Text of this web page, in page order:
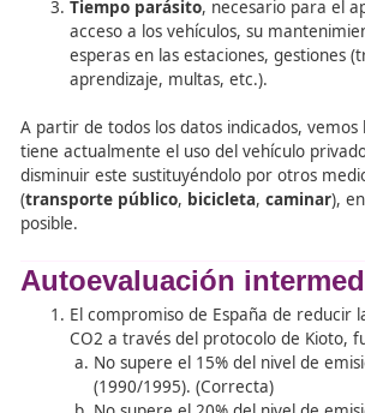
Como se observa en el gráfico, en el
más del doble (68%), los kilómetros
privados, comparándolo con los
Para finalizar, cabe destacar la
emplean para la conducción de los
que debemos diferenciar entre:
Tiempo virtual dedicado al
horas de trabajo que se
servicios, infraestructuras y
los desplazamientos.
Tiempo parásito, necesario